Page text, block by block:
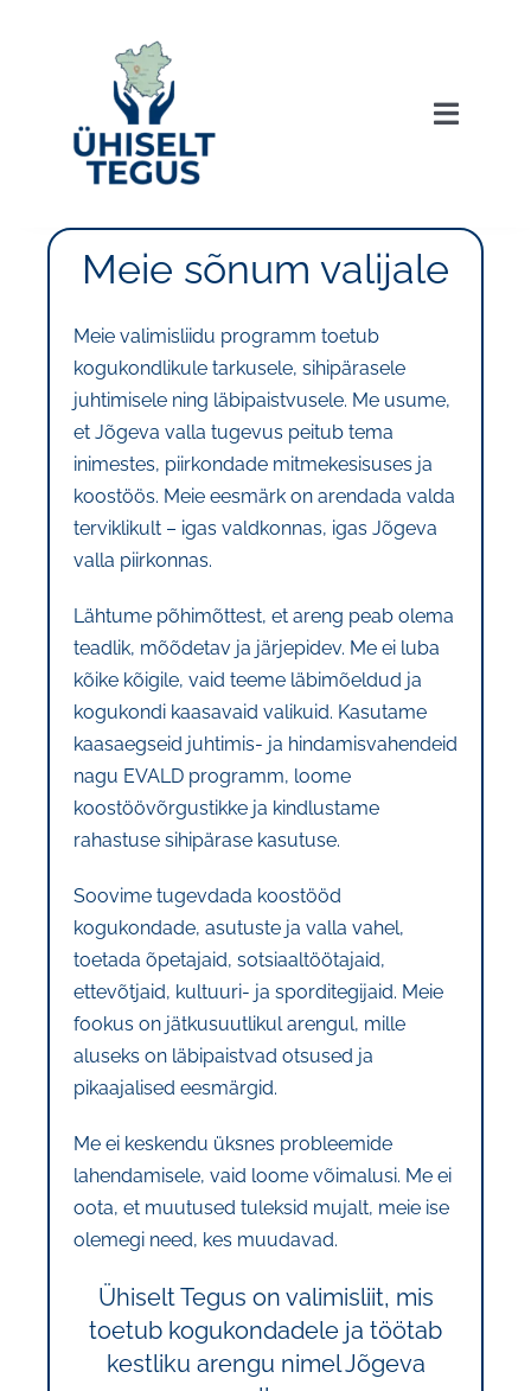
Toggle
UUDISED
KOALITSIOONILEPE JA TEGEVUSKAVA
PROGRAMM
MEIE INIMESED
Privaatsusreeglid
Reklaam
Meie sõnum valijale
Meie valimisliidu programm toetub
kogukondlikule tarkusele, sihipärasele
juhtimisele ning läbipaistvusele. Me usume,
et Jõgeva valla tugevus peitub tema
inimestes, piirkondade mitmekesisuses ja
koostöös. Meie eesmärk on arendada valda
terviklikult – igas valdkonnas, igas Jõgeva
valla piirkonnas.
Lähtume põhimõttest, et areng peab olema
teadlik, mõõdetav ja järjepidev. Me ei luba
kõike kõigile, vaid teeme läbimõeldud ja
kogukondi kaasavaid valikuid. Kasutame
kaasaegseid juhtimis- ja hindamisvahendeid
nagu EVALD programm, loome
koostöövõrgustikke ja kindlustame
rahastuse sihipärase kasutuse.
Soovime tugevdada koostööd
kogukondade, asutuste ja valla vahel,
toetada õpetajaid, sotsiaaltöötajaid,
ettevõtjaid, kultuuri- ja sporditegijaid. Meie
fookus on jätkusuutlikul arengul, mille
aluseks on läbipaistvad otsused ja
pikaajalised eesmärgid.
Me ei keskendu üksnes probleemide
lahendamisele, vaid loome võimalusi. Me ei
oota, et muutused tuleksid mujalt, meie ise
olemegi need, kes muudavad.
Ühiselt Tegus on valimisliit, mis
toetub kogukondadele ja töötab
kestliku arengu nimel Jõgeva